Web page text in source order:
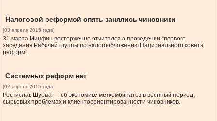
Налоговой реформой опять занялись чиновники
[03 апреля 2015 года]
31 марта Минфин восторженно отчитался о проведении “первого
заседания Рабочей группы по налогообложению Национального совета
реформ”.
Системных реформ нет
[02 апреля 2015 года]
Ростислав Шурма — об экономике меткомбинатов в военный период,
сырьевых проблемах и клиентоориентированности чиновников.